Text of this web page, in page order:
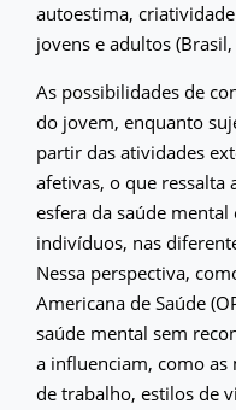
autoestima,
jovens e adultos
As possibilidades de
do jovem, enquanto
partir das atividades
afetivas, o que
esfera da saúde
indivíduos, nas
Nessa perspectiva,
Americana de Saúde
saúde mental sem
a influenciam, como as
de trabalho, estilos de